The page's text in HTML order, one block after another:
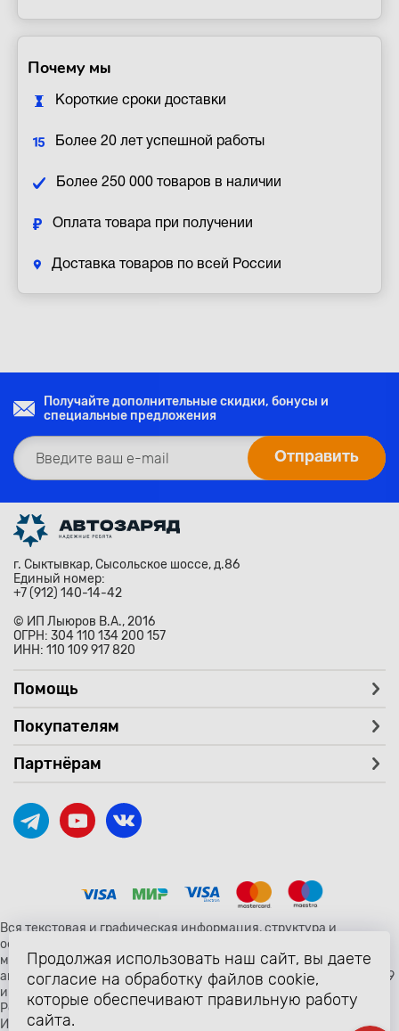
Почему мы
Короткие сроки доставки
Более 20 лет успешной работы
Более 250 000 товаров в наличии
Оплата товара при получении
Доставка товаров по всей России
Получайте дополнительные скидки, бонусы и
специальные предложения
г. Сыктывкар, Сысольское шоссе, д.86
Единый номер:
+7 (912) 140-14-42
© ИП Лыюров В.А., 2016
ОГРН: 304 110 134 200 157
ИНН: 110 109 917 820
Помощь
Покупателям
Партнёрам
Вся текстовая и графическая информация, структура и
оформление страницы avtozaryad.ru защищены российскими и
международными законами и соглашениями об охране
авторских прав и интеллектуальной собственности (статьи 1259
и 1260 главы 70 «Авторское право» Гражданского Кодекса
Российской Федерации от 18 декабря 2006 года N 230-ФЗ).
Использование любых материалов сайта разрешено только с
Продолжая использовать наш сайт, вы даете
согласие на обработку файлов cookie,
которые обеспечивают правильную работу
сайта.